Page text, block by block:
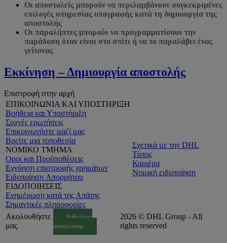
Οι αποστολείς μπορούν να περιλαμβάνουν συγκεκριμένες
επιλογές υπηρεσίας υπογραφής κατά τη δημιουργία της
αποστολής
Οι παραλήπτες μπορούν να προγραμματίσουν την
παράδοση όταν είναι στο σπίτι ή να το παραλάβει ένας
γείτονας
Εκκίνηση – Δημιουργία αποστολής
Επιστροφή στην αρχή
ΕΠΙΚΟΙΝΩΝΙΑ ΚΑΙ ΥΠΟΣΤΗΡΙΞΗ
Βοήθεια και Υποστήριξη
Συχνές ερωτήσεις
Επικοινωνήστε μαζί μας
Βρείτε μια τοποθεσία
ΝΟΜΙΚΟ ΤΜΗΜΑ
Οροι και Προϋποθέσεις
Εγγύηση επιστροφής χρημάτων
Ειδοποίηση Aπορρήτου
ΕΙΔΟΠΟΙΗΣΕΙΣ
Ενημέρωση κατά της Απάτης
Σημαντικές πληροφορίες
Σχετικά με την DHL
Τύπος
Καριέρα
Νομική ειδοποίηση
Ακολουθήστε
μας
Ρυθμίσεις
συναίνεσης
2026 © DHL Group - All
rights reserved